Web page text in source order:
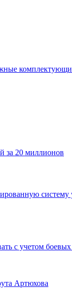
за 20 миллионов
с учетом
Артюхова